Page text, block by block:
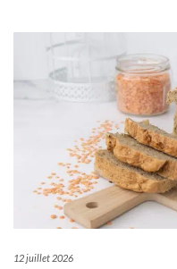
12 juillet 2026